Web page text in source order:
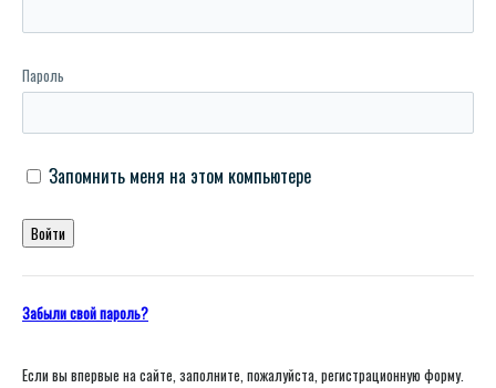
Пароль
Запомнить меня на этом компьютере
Забыли свой пароль?
Если вы впервые на сайте, заполните, пожалуйста, регистрационную форму.